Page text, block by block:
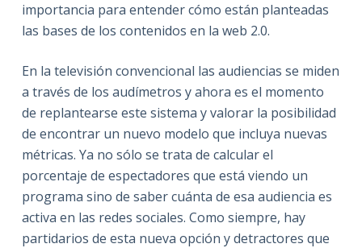
importancia para entender cómo están planteadas
las bases de los contenidos en la web 2.0.
En la televisión convencional las audiencias se miden
a través de los audímetros y ahora es el momento
de replantearse este sistema y valorar la posibilidad
de encontrar un nuevo modelo que incluya nuevas
métricas. Ya no sólo se trata de calcular el
porcentaje de espectadores que está viendo un
programa sino de saber cuánta de esa audiencia es
activa en las redes sociales. Como siempre, hay
partidarios de esta nueva opción y detractores que